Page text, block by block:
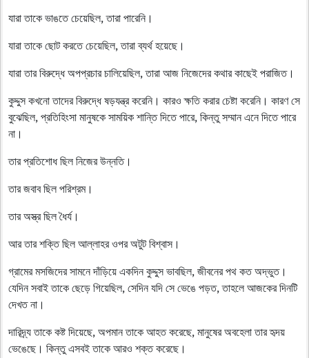
যারা তাকে ভাঙতে চেয়েছিল, তারা পারেনি।
যারা তাকে ছোট করতে চেয়েছিল, তারা ব্যর্থ হয়েছে।
যারা তার বিরুদ্ধে অপপ্রচার চালিয়েছিল, তারা আজ নিজেদের কথার কাছেই পরাজিত।
কুদ্দুস কখনো তাদের বিরুদ্ধে ষড়যন্ত্র করেনি। কারও ক্ষতি করার চেষ্টা করেনি। কারণ সে
বুঝেছিল, প্রতিহিংসা মানুষকে সাময়িক শান্তি দিতে পারে, কিন্তু সম্মান এনে দিতে পারে
না।
তার প্রতিশোধ ছিল নিজের উন্নতি।
তার জবাব ছিল পরিশ্রম।
তার অস্ত্র ছিল ধৈর্য।
আর তার শক্তি ছিল আল্লাহর ওপর অটুট বিশ্বাস।
গ্রামের মসজিদের সামনে দাঁড়িয়ে একদিন কুদ্দুস ভাবছিল, জীবনের পথ কত অদ্ভুত।
যেদিন সবাই তাকে ছেড়ে গিয়েছিল, সেদিন যদি সে ভেঙে পড়ত, তাহলে আজকের দিনটি
দেখত না।
দারিদ্র্য তাকে কষ্ট দিয়েছে, অপমান তাকে আহত করেছে, মানুষের অবহেলা তার হৃদয়
ভেঙেছে। কিন্তু এসবই তাকে আরও শক্ত করেছে।